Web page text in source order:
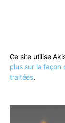
Ce site utilise
plus sur la façon
traitées.